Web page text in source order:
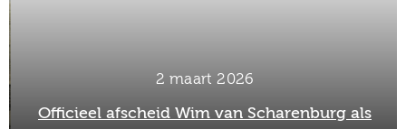
2 maart 2026
Officieel afscheid Wim van Scharenburg als